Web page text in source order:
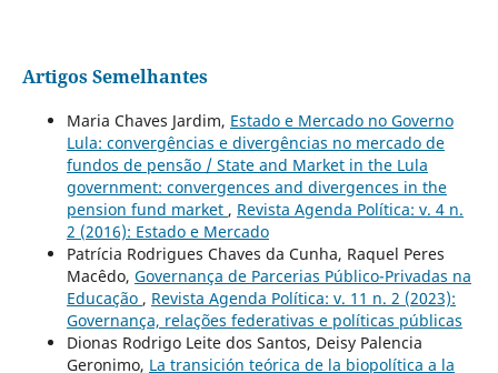
Artigos Semelhantes
Maria Chaves Jardim, Estado e Mercado no Governo
Lula: convergências e divergências no mercado de
fundos de pensão / State and Market in the Lula
government: convergences and divergences in the
pension fund market , Revista Agenda Política: v. 4 n.
2 (2016): Estado e Mercado
Patrícia Rodrigues Chaves da Cunha, Raquel Peres
Macêdo, Governança de Parcerias Público-Privadas na
Educação , Revista Agenda Política: v. 11 n. 2 (2023):
Governança, relações federativas e políticas públicas
Dionas Rodrigo Leite dos Santos, Deisy Palencia
Geronimo, La transición teórica de la biopolítica a la